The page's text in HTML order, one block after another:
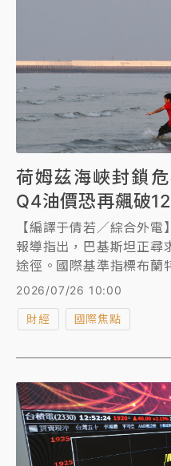
荷姆茲海峽封鎖
Q4油價恐再飆破
【編譯于倩若／綜合外
報導指出，巴基斯坦正尋
途徑。國際基準指標布蘭
每桶96.78美元；美國西
3%，收盤報每桶89.31美
坦推動重啟美伊談判的努力獲
Sachs）認為，如果荷
的石油運輸中斷未能很快
每桶100美元以上。這家
這條關鍵水道持續受阻
油今年第4季可能突破每
可能超過每桶100美元。
2026/07/26 10:00
財經 國際焦點